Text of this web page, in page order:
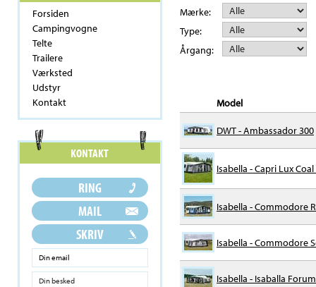
Forsiden
Campingvogne
Telte
Trailere
Værksted
Udstyr
Kontakt
Mærke:
Type:
Årgang:
Model
DWT - Ambassador 300
Isabella - Capri Lux
Isabella - Commodore
Isabella - Commodore
Isabella - Isaballa